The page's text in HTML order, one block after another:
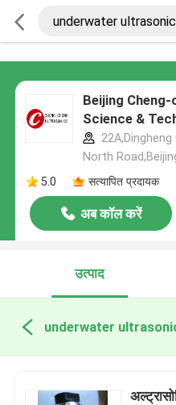
Beijing
Science &
North
5.0
सत्यापित प्रदायक
अब कॉल करें
उत्पाद